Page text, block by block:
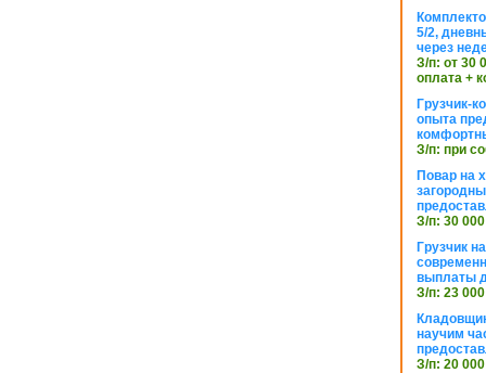
5/2,
через
З/п: от 30
оплата +
Грузчик-
опыта
З/п: при
Повар на
З/п: 30
Грузчик
выплаты
З/п: 23
научим
З/п: 20